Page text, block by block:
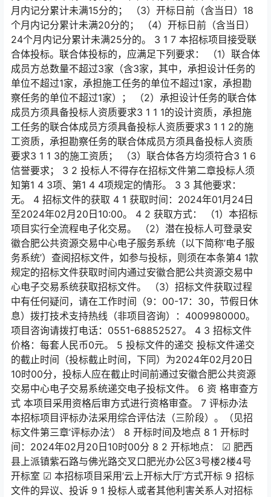
月内记分累计未满15分的； （3）开标日前（含当日）18
个月内记分累计未满20分的； （4）开标日前（含当日）
24个月内记分累计未满25分的。 3 1 7 本招标项目接受联
合体投标。联合体投标的，应满足下列要求： （1）联合体
成员方总数量不超过3家（含3家，其中，承担设计任务的
单位不超过1家，承担施工任务的单位不超过1家，承担勘
察任务的单位不超过1家）； （2）承担设计任务的联合体
成员方须具备投标人资质要求3 1 1 1的设计资质，承担施
工任务的联合体成员方须具备投标人资质要求3 1 1 2的施
工资质，承担勘察任务的联合体成员方须具备投标人资质
要求3 1 1 3的施工资质； （3）联合体各方均须符合3 1 6
信誉要求； 3 2 投标人不得存在招标文件第二章投标人须
知第1 4 3项、第1 4 4项规定的情形。 3 3 其他要求：
无。 4 招标文件的获取 4 1 获取时间：2024年01月24日
至2024年02月20日10:00。 4 2 获取方式： （1）本招标
项目实行全流程电子化交易。 （2）潜在投标人可登录安
徽合肥公共资源交易中心电子服务系统（以下简称’电子服
务系统’）查阅招标文件，如参与投标，则须在本条第4 1款
规定的招标文件获取时间内通过安徽合肥公共资源交易中
心电子交易系统获取招标文件。 （3）招标文件获取过程
中有任何疑问，请在工作时间（9：00-17：30，节假日休
息）拨打技术支持热线（非项目咨询）：4009980000。
项目咨询请拨打电话：0551-68852527。 4 3 招标文件
价格：每套人民币0元。 5 投标文件的递交 投标文件递交
的截止时间（投标截止时间，下同）为2024年02月20日
10时00分，投标人应在截止时间前通过安徽合肥公共资源
交易中心电子交易系统递交电子投标文件。 6 资 格审查方
式 本项目采用资格后审方式进行资格审查。 7 评标办法
本招标项目评标办法采用综合评估法（三阶段）。（见招
标文件第三章’评标办法’） 8 开标时间及地点 8 1 开标时
间：2024年02月20日10时00分 8 2 开标地点： ☑ 肥西
县上派镇紫石路与佛光路交叉口肥光办公区3号楼2楼4号
开标室 ☑ 本招标项目采用’云上开标大厅’方式开标 9 招标
文件的异议、投诉 9 1 投标人或者其他利害关系人对招标